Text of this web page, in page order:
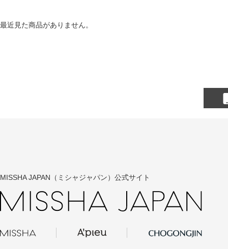
最近見た商品がありません。
MISSHA JAPAN（ミシャジャパン）公式サイト